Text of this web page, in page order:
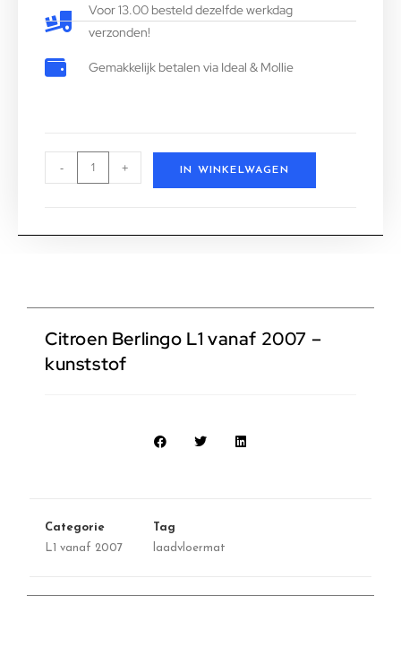
Voor 13.00 besteld dezelfde werkdag
verzonden!
Gemakkelijk betalen via Ideal & Mollie
- + IN WINKELWAGEN
Citroen Berlingo L1 vanaf 2007 –
kunststof
Categorie
L1 vanaf 2007
Tag
laadvloermat